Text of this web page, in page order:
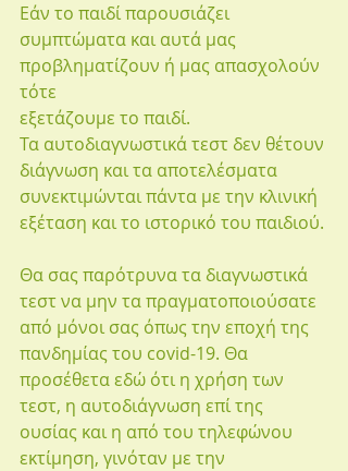
Εάν το παιδί παρουσιάζει
συμπτώματα και αυτά μας
προβληματίζουν ή μας απασχολούν
τότε
εξετάζουμε το παιδί.
Τα αυτοδιαγνωστικά τεστ δεν θέτουν
διάγνωση και τα αποτελέσματα
συνεκτιμώνται πάντα με την κλινική
εξέταση και το ιστορικό του παιδιού.
Θα σας παρότρυνα τα διαγνωστικά
τεστ να μην τα πραγματοποιούσατε
από μόνοι σας όπως την εποχή της
πανδημίας του covid-19. Θα
προσέθετα εδώ ότι η χρήση των
τεστ, η αυτοδιάγνωση επί της
ουσίας και η από του τηλεφώνου
εκτίμηση, γινόταν με την